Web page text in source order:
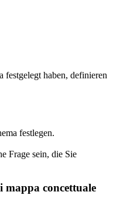
festgelegt haben, definieren
festlegen.
Frage sein, die Sie
mappa concettuale